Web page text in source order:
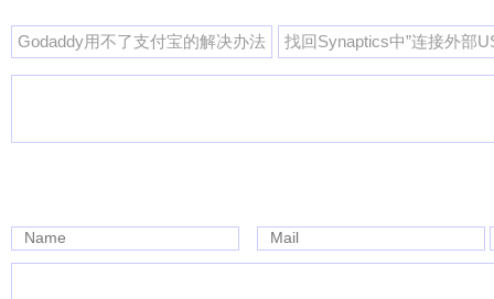
Godaddy用不了支付宝的解决办法 找回Synaptics中”连接外部
Name Mail